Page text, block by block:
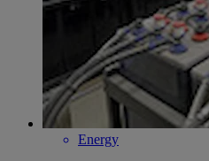
Energy